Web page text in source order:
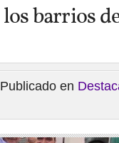
barrios
en